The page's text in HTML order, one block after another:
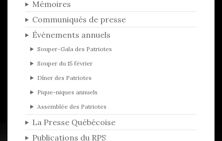
Mémoires
Communiqués de presse
Évènements annuels
Souper-Gala des Patriotes
Souper du 15 février
Dîner des Patriotes
Pique-niques annuels
Assemblée des Patriotes
La Presse Québécoise
Publications du RPS